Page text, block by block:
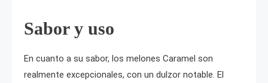
Sabor y uso
En cuanto a su sabor, los melones Caramel son
realmente excepcionales, con un dulzor notable. El